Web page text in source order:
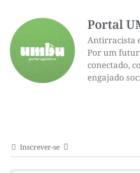
Portal
Antirracista
Por um
conectado,
engajado
Inscrever-se